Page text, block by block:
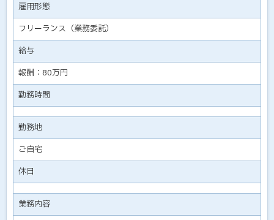
雇用形態
フリーランス（業務委託）
給与
報酬：80万円
勤務時間
勤務地
ご自宅
休日
業務内容